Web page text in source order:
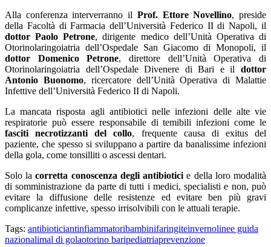
Alla conferenza interverranno il Prof. Ettore Novellino, preside
della Facoltà di Farmacia dell’Università Federico II di Napoli, il
dottor Paolo Petrone, dirigente medico dell’Unità Operativa di
Otorinolaringoiatria dell’Ospedale San Giacomo di Monopoli, il
dottor Domenico Petrone, direttore dell’Unità Operativa di
Otorinolaringoiatria dell’Ospedale Divenere di Bari e il dottor
Antonio Buonomo, ricercatore dell’Unità Operativa di Malattie
Infettive dell’Università Federico II di Napoli.
La mancata risposta agli antibiotici nelle infezioni delle alte vie
respiratorie può essere responsabile di temibili infezioni come le
fasciti necrotizzanti del collo, frequente causa di exitus del
paziente, che spesso si sviluppano a partire da banalissime infezioni
della gola, come tonsilliti o ascessi dentari.
Solo lacorretta conoscenza degli antibiotici e della loro modalità
di somministrazione da parte di tutti i medici, specialisti e non, può
evitare la diffusione delle resistenze ed evitare ben più gravi
complicanze infettive, spesso irrisolvibili con le attuali terapie.
Tags: antibioticiantinfiammatoribambinifaringiteinvernolinee guida
nazionalimal di golaotorino baripediatriaprevenzione